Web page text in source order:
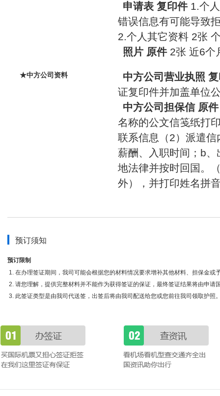
申请表 复印件 1.个
错误信息有可能导致
2.个人其它资料 2张
照片 原件 2张 近6个
★中方公司资料 中方公司营业执照
证复印件并加盖单位
中方公司担保信 原件
名称的公文信笺纸打
联系信息（2）派遣
薪酬、入职时间；b
地法律并按时回国。
外），并打印姓名拼
预订须知
预订限制
在办理签证期间，我司可能会根据您的材料情况要求增补其他材料、担保金
请您理解，提供完整材料并不能作为获得签证的保证，最终签证结果将由申请
此签证类型是由我司代送签，出签后将由我司配送给您或您前往我司领取护照